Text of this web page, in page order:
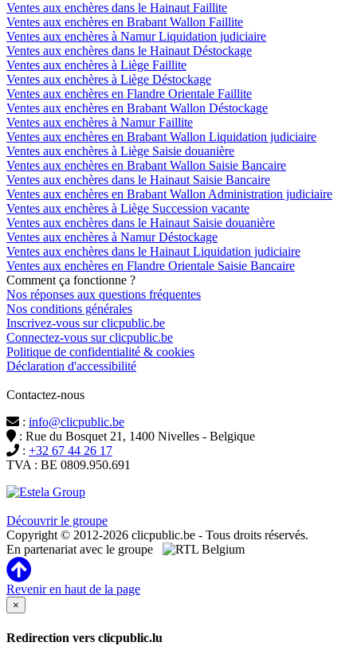
Ventes aux enchères dans le Hainaut Faillite
Ventes aux enchères en Brabant Wallon Faillite
Ventes aux enchères à Namur Liquidation judiciaire
Ventes aux enchères dans le Hainaut Déstockage
Ventes aux enchères à Liège Faillite
Ventes aux enchères à Liège Déstockage
Ventes aux enchères en Flandre Orientale Faillite
Ventes aux enchères en Brabant Wallon Déstockage
Ventes aux enchères à Namur Faillite
Ventes aux enchères en Brabant Wallon Liquidation judiciaire
Ventes aux enchères à Liège Saisie douanière
Ventes aux enchères en Brabant Wallon Saisie Bancaire
Ventes aux enchères dans le Hainaut Saisie Bancaire
Ventes aux enchères en Brabant Wallon Administration judiciaire
Ventes aux enchères à Liège Succession vacante
Ventes aux enchères dans le Hainaut Saisie douanière
Ventes aux enchères à Namur Déstockage
Ventes aux enchères dans le Hainaut Liquidation judiciaire
Ventes aux enchères en Flandre Orientale Saisie Bancaire
Comment ça fonctionne ?
Nos réponses aux questions fréquentes
Nos conditions générales
Inscrivez-vous sur clicpublic.be
Connectez-vous sur clicpublic.be
Politique de confidentialité & cookies
Déclaration d'accessibilité
Contactez-nous
: info@clicpublic.be
: Rue du Bosquet 21, 1400 Nivelles - Belgique
: +32 67 44 26 17
TVA : BE 0809.950.691
Découvrir le groupe
Copyright © 2012-2026 clicpublic.be - Tous droits réservés.
En partenariat avec le groupe
Revenir en haut de la page
×
Redirection vers clicpublic.lu